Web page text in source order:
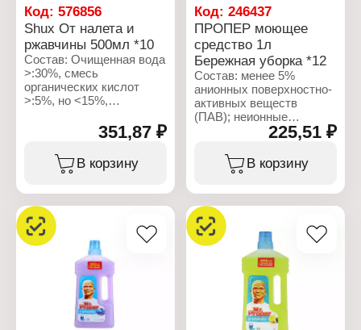
Характеристики:
Бренд: BAGI
Линейка: Шуманит
Тип товара: Чистящее
средство
Назначение: для
канализационных труб
Форма выпуска: гранулы
Код: 576856
Shux От налета и
ржавчины 500мл *10
Состав: Очищенная вода
>:30%, смесь
органических кислот
>:5%, но <15%,
поверхностно-активные
вещества <5%, отдушка
Бренд: Shux
Тип товара: Чистящее
средство
Назначение: от налета и
Форма выпуска: спрей
Объем: 500 мл
Упаковка: флакон с
триггером
351,87 ₽
В корзину
Код:246437
ПРОПЕР моющее
средство 1л
Бережная уборка *12
Состав: менее 5%
анионных поверхностно-
активных веществ
(ПАВ); неионные
поверхностно-активные
вещества; консерванты;
отдушки; лимонен;
цитронеллол;
Характеристики:
Производитель: Procter
& Gamble
Бренд: Mr.Proper
Тип товара: Моющее
Назначение: для мытья
пола и стен
Название: "Бережная
225,51 ₽
В корзину